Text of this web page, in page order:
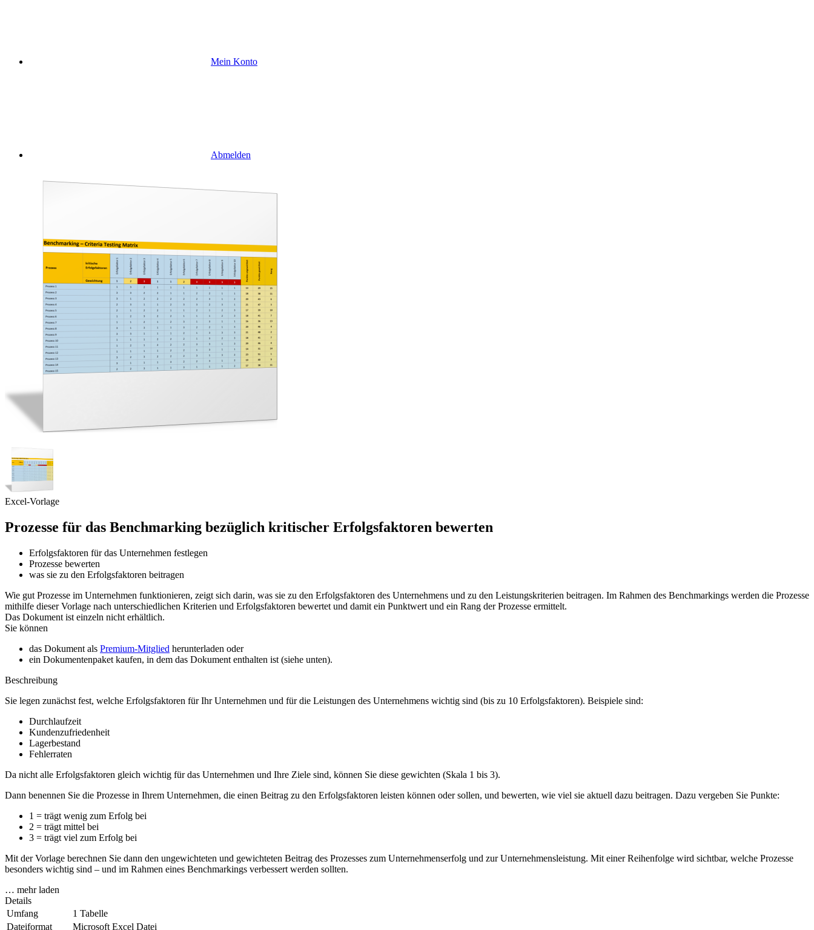
Mein Konto
Abmelden
Excel-Vorlage
Prozesse für das Benchmarking bezüglich kritischer Erfolgsfaktoren bewerten
Erfolgsfaktoren für das Unternehmen festlegen
Prozesse bewerten
was sie zu den Erfolgsfaktoren beitragen
Wie gut Prozesse im Unternehmen funktionieren, zeigt sich darin, was sie zu den Erfolgsfaktoren des Unternehmens und zu den Leistungskriterien beitragen. Im Rahmen des Benchmarkings werden die Prozesse
mithilfe dieser Vorlage nach unterschiedlichen Kriterien und Erfolgsfaktoren bewertet und damit ein Punktwert und ein Rang der Prozesse ermittelt.
Das Dokument ist einzeln nicht erhältlich.
Sie können
das Dokument als Premium-Mitglied herunterladen oder
ein Dokumentenpaket kaufen, in dem das Dokument enthalten ist (siehe unten).
Beschreibung
Sie legen zunächst fest, welche Erfolgsfaktoren für Ihr Unternehmen und für die Leistungen des Unternehmens wichtig sind (bis zu 10 Erfolgsfaktoren). Beispiele sind:
Durchlaufzeit
Kundenzufriedenheit
Lagerbestand
Fehlerraten
Da nicht alle Erfolgsfaktoren gleich wichtig für das Unternehmen und Ihre Ziele sind, können Sie diese gewichten (Skala 1 bis 3).
Dann benennen Sie die Prozesse in Ihrem Unternehmen, die einen Beitrag zu den Erfolgsfaktoren leisten können oder sollen, und bewerten, wie viel sie aktuell dazu beitragen. Dazu vergeben Sie Punkte:
1 = trägt wenig zum Erfolg bei
2 = trägt mittel bei
3 = trägt viel zum Erfolg bei
Mit der Vorlage berechnen Sie dann den ungewichteten und gewichteten Beitrag des Prozesses zum Unternehmenserfolg und zur Unternehmensleistung. Mit einer Reihenfolge wird sichtbar, welche Prozesse
besonders wichtig sind – und im Rahmen eines Benchmarkings verbessert werden sollten.
… mehr laden
Details
Umfang
1 Tabelle
Dateiformat
Microsoft Excel Datei